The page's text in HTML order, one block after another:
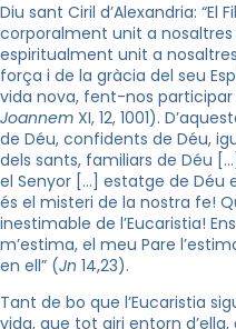
Diu sant Ciril d’Alexandria:
corporalment unit a nosaltres
espiritualment unit a
força i de la gràcia del seu
vida nova, fent-nos participar
Joannem XI, 12, 1001).
de Déu, confidents de Déu,
dels sants, familiars de Déu
el Senyor […] estatge de Déu
és el misteri de la nostra fe!
inestimable de l’Eucaristia!
m’estima, el meu Pare
en ell” (Jn 14,23).
Tant de bo que l’Eucaristia
vida, que tot giri entorn